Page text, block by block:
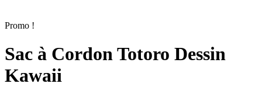
Promo !
Sac à Cordon Totoro Dessin
Kawaii